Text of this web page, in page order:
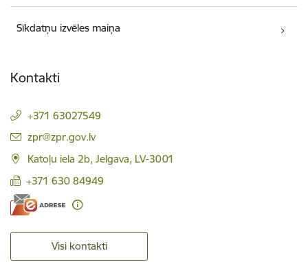
Sīkdatņu izvēles maiņa
Kontakti
+371 63027549
E-pasts:
zpr@zpr.gov.lv
Katoļu iela 2b, Jelgava, LV-3001
+371 630 84949
Visi kontakti